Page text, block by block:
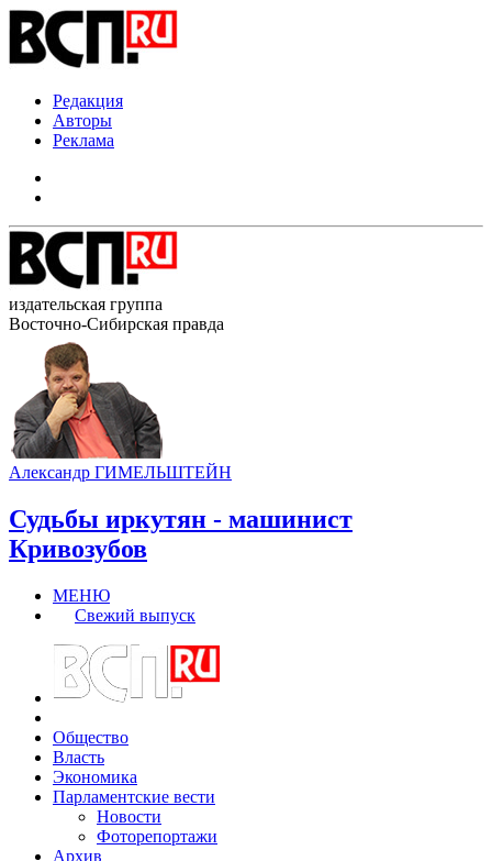
Редакция
Авторы
Реклама
издательская группа
Восточно-Сибирская правда
Александр ГИМЕЛЬШТЕЙН
Судьбы иркутян - машинист
Кривозубов
МЕНЮ
Свежий выпуск
Общество
Власть
Экономика
Парламентские вести
Новости
Фоторепортажи
Архив